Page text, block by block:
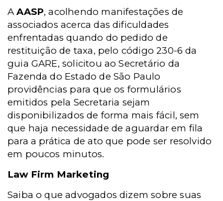
AAASP, acolhendo manifestações de
associados acerca das dificuldades
enfrentadas quando do pedido de
restituição de taxa, pelo código 230-6 da
guia GARE, solicitou ao Secretário da
Fazenda do Estado de São Paulo
providências para que os formulários
emitidos pela Secretaria sejam
disponibilizados de forma mais fácil, sem
que haja necessidade de aguardar em fila
para a prática de ato que pode ser resolvido
em poucos minutos.
Law Firm Marketing
Saiba o que advogados dizem sobre suas